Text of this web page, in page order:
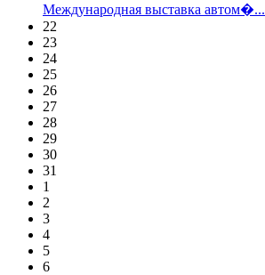
Международная выставка автом�...
22
23
24
25
26
27
28
29
30
31
1
2
3
4
5
6